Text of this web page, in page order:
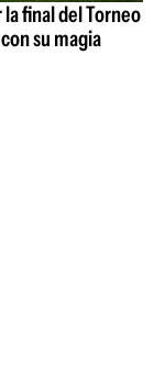
la final del Torneo
su magia